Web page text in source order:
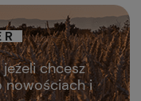
chcesz
nowościach i